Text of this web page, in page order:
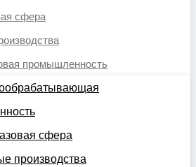
сфера
промышленность
сфера
производства